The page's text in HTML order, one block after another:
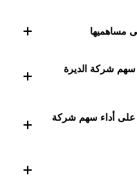
ثم تقديم طلبمساهميها
وتُعلن التوزيعات بشكل
سهم شركة الديرة
في المنطقة،
على أداء سهم شركة
المنافسة،